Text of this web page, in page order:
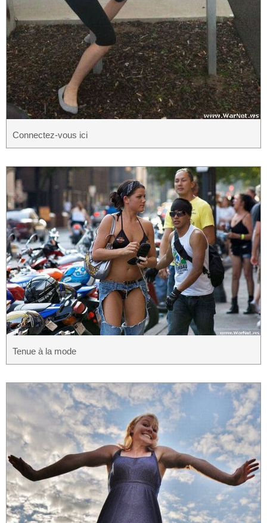
Connectez-vous ici
Tenue à la mode